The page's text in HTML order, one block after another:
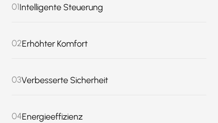
01Intelligente Steuerung
02Erhöhter Komfort
03Verbesserte Sicherheit
04Energieeffizienz